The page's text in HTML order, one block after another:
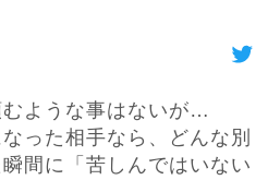
ような事はないが…
った相手なら、どんな別
間に「苦しんではいない